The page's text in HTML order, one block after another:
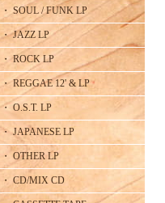
・ SOUL / FUNK LP
・ JAZZ LP
・ ROCK LP
・ REGGAE 12' & LP
・ O.S.T. LP
・ JAPANESE LP
・ OTHER LP
・ CD/MIX CD